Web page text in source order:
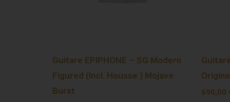
Guitare EPIPHONE – SG Modern
Figured (Incl. Housse ) Mojave
Burst
690,00